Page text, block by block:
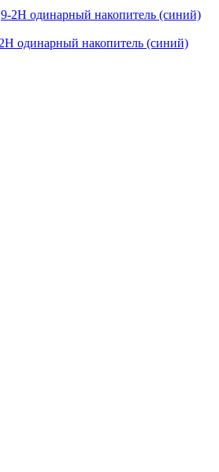
одинарный накопитель (синий)